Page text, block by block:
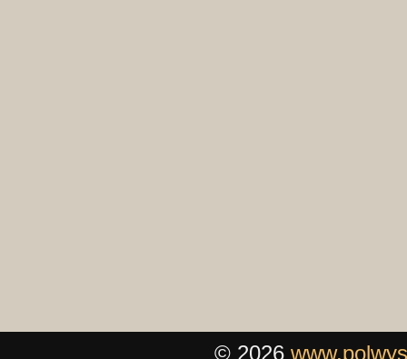
© 2026